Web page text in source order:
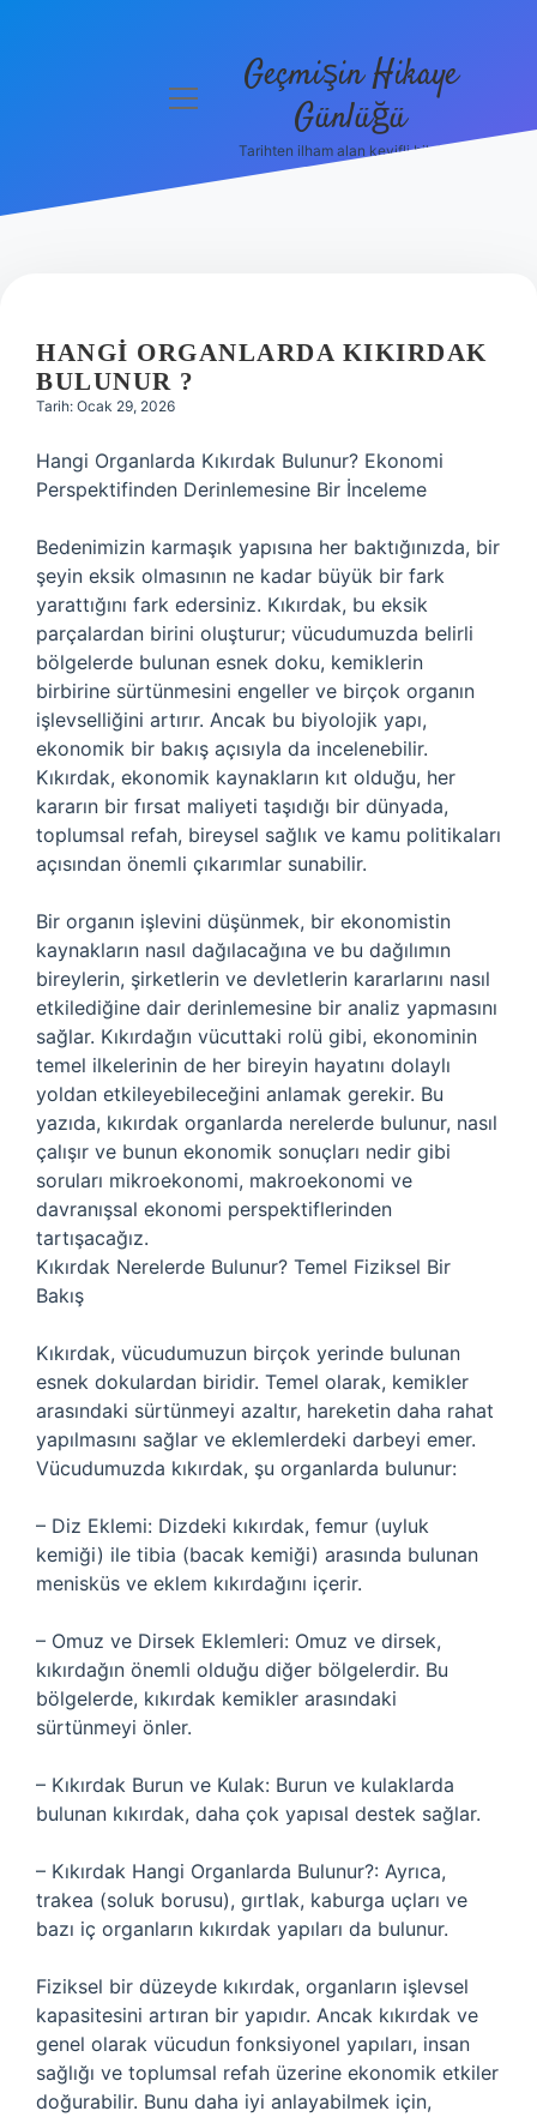
Hakkımızda
menüyü
Geçmişin Hikaye
Günlüğü
Tarihten ilham alan keyifli bilgiler!
HANGI ORGANLARDA KIKIRDAK
BULUNUR ?
Tarih: Ocak 29, 2026
Hangi Organlarda Kıkırdak Bulunur? Ekonomi
Perspektifinden Derinlemesine Bir İnceleme
Bedenimizin karmaşık yapısına her baktığınızda, bir
şeyin eksik olmasının ne kadar büyük bir fark
yarattığını fark edersiniz. Kıkırdak, bu eksik
parçalardan birini oluşturur; vücudumuzda belirli
bölgelerde bulunan esnek doku, kemiklerin
birbirine sürtünmesini engeller ve birçok organın
işlevselliğini artırır. Ancak bu biyolojik yapı,
ekonomik bir bakış açısıyla da incelenebilir.
Kıkırdak, ekonomik kaynakların kıt olduğu, her
kararın bir fırsat maliyeti taşıdığı bir dünyada,
toplumsal refah, bireysel sağlık ve kamu politikaları
açısından önemli çıkarımlar sunabilir.
Bir organın işlevini düşünmek, bir ekonomistin
kaynakların nasıl dağılacağına ve bu dağılımın
bireylerin, şirketlerin ve devletlerin kararlarını nasıl
etkilediğine dair derinlemesine bir analiz yapmasını
sağlar. Kıkırdağın vücuttaki rolü gibi, ekonominin
temel ilkelerinin de her bireyin hayatını dolaylı
yoldan etkileyebileceğini anlamak gerekir. Bu
yazıda, kıkırdak organlarda nerelerde bulunur, nasıl
çalışır ve bunun ekonomik sonuçları nedir gibi
soruları mikroekonomi, makroekonomi ve
davranışsal ekonomi perspektiflerinden
tartışacağız.
Kıkırdak Nerelerde Bulunur? Temel Fiziksel Bir
Bakış
Kıkırdak, vücudumuzun birçok yerinde bulunan
esnek dokulardan biridir. Temel olarak, kemikler
arasındaki sürtünmeyi azaltır, hareketin daha rahat
yapılmasını sağlar ve eklemlerdeki darbeyi emer.
Vücudumuzda kıkırdak, şu organlarda bulunur:
– Diz Eklemi: Dizdeki kıkırdak, femur (uyluk
kemiği) ile tibia (bacak kemiği) arasında bulunan
menisküs ve eklem kıkırdağını içerir.
– Omuz ve Dirsek Eklemleri: Omuz ve dirsek,
kıkırdağın önemli olduğu diğer bölgelerdir. Bu
bölgelerde, kıkırdak kemikler arasındaki
sürtünmeyi önler.
– Kıkırdak Burun ve Kulak: Burun ve kulaklarda
bulunan kıkırdak, daha çok yapısal destek sağlar.
– Kıkırdak Hangi Organlarda Bulunur?: Ayrıca,
trakea (soluk borusu), gırtlak, kaburga uçları ve
bazı iç organların kıkırdak yapıları da bulunur.
Fiziksel bir düzeyde kıkırdak, organların işlevsel
kapasitesini artıran bir yapıdır. Ancak kıkırdak ve
genel olarak vücudun fonksiyonel yapıları, insan
sağlığı ve toplumsal refah üzerine ekonomik etkiler
doğurabilir. Bunu daha iyi anlayabilmek için,